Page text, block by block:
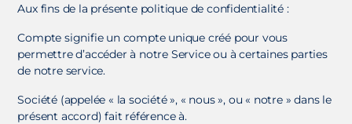
Aux fins de la présente politique de confidentialité :
Compte signifie un compte unique créé pour vous
permettre d’accéder à notre Service ou à certaines parties
de notre service.
Société (appelée « la société », « nous », ou « notre » dans le
présent accord) fait référence à.